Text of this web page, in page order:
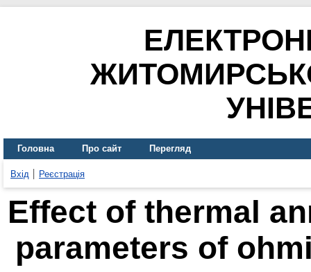
Головна Про сайт Перегляд
Вхід Реєстрація
Effect of thermal
parameters of